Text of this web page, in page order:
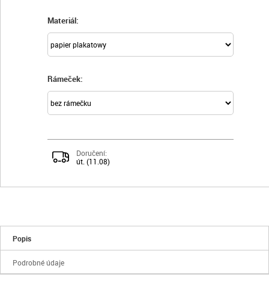
Materiál:
Rámeček:
Doručení:
út. (11.08)
Popis
Podrobné údaje